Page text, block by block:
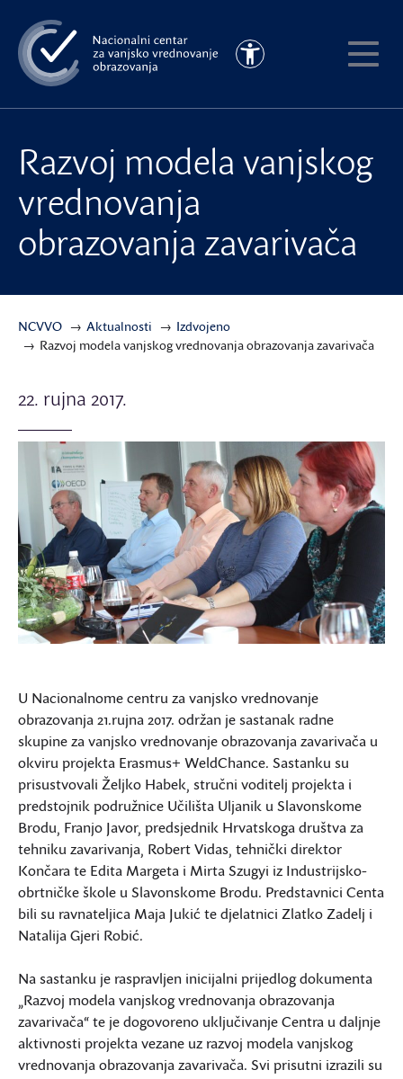
na
glavni
sadržaj
Pristupačnost
Razvoj modela vanjskog
vrednovanja
obrazovanja zavarivača
NCVVO Aktualnosti
Izdvojeno
Razvoj modela vanjskog vrednovanja obrazovanja zavarivača
22. rujna 2017.
U Nacionalnome centru za vanjsko vrednovanje
obrazovanja 21.rujna 2017. održan je sastanak radne
skupine za vanjsko vrednovanje obrazovanja zavarivača u
okviru projekta Erasmus+ WeldChance. Sastanku su
prisustvovali Željko Habek, stručni voditelj projekta i
predstojnik podružnice Učilišta Uljanik u Slavonskome
Brodu, Franjo Javor, predsjednik Hrvatskoga društva za
tehniku zavarivanja, Robert Vidas, tehnički direktor
Končara te Edita Margeta i Mirta Szugyi iz Industrijsko-
obrtničke škole u Slavonskome Brodu. Predstavnici Centa
bili su ravnateljica Maja Jukić te djelatnici Zlatko Zadelj i
Natalija Gjeri Robić.
Na sastanku je raspravljen inicijalni prijedlog dokumenta
„Razvoj modela vanjskog vrednovanja obrazovanja
zavarivača“ te je dogovoreno uključivanje Centra u daljnje
aktivnosti projekta vezane uz razvoj modela vanjskog
vrednovanja obrazovanja zavarivača. Svi prisutni izrazili su